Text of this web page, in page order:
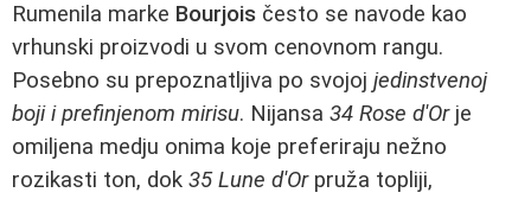
Rumenila marke Bourjois često se navode kao
vrhunski proizvodi u svom cenovnom rangu.
Posebno su prepoznatljiva po svojoj jedinstvenoj
boji i prefinjenom mirisu. Nijansa 34 Rose d'Orje
omiljena medju onima koje preferiraju nežno
rozikasti ton, dok 35 Lune d'Orpruža topliji,